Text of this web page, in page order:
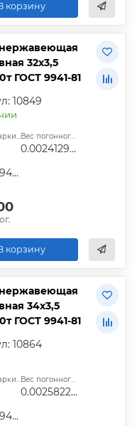
корзину
32х3,5
ГОСТ 9941-81
10849
Аналог марки стали: Вес погонного метра, т.:
0.0024129525
ГОСТ 9940-81, ГОСТ 9941-81, ГОСТ 24030-80, ГОСТ 10498-82
корзину
34х3,5
ГОСТ 9941-81
10864
Аналог марки стали: Вес погонного метра, т.:
0.0025822825
ГОСТ 9940-81, ГОСТ 9941-81, ГОСТ 24030-80, ГОСТ 10498-82